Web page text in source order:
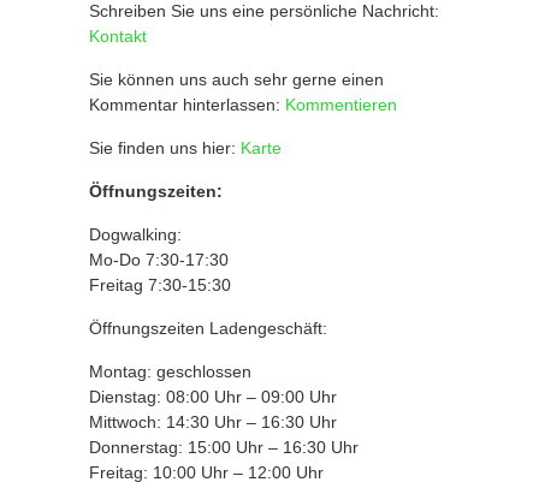
Schreiben Sie uns eine persönliche Nachricht:
Kontakt
Sie können uns auch sehr gerne einen
Kommentar hinterlassen: Kommentieren
Sie finden uns hier: Karte
Öffnungszeiten:
Dogwalking:
Mo-Do 7:30-17:30
Freitag 7:30-15:30
Öffnungszeiten Ladengeschäft:
Montag: geschlossen
Dienstag: 08:00 Uhr – 09:00 Uhr
Mittwoch: 14:30 Uhr – 16:30 Uhr
Donnerstag: 15:00 Uhr – 16:30 Uhr
Freitag: 10:00 Uhr – 12:00 Uhr